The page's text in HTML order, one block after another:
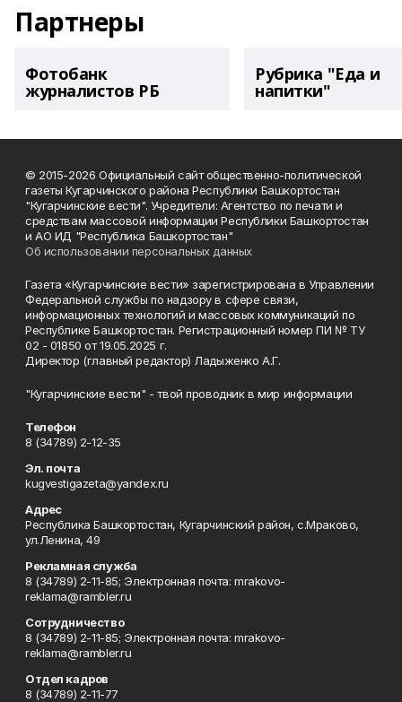
Партнеры
Фотобанк
журналистов РБ
Рубрика "Еда и
напитки"
© 2015-2026 Официальный сайт общественно-политической
газеты Кугарчинского района Республики Башкортостан
"Кугарчинские вести". Учредители: Агентство по печати и
средствам массовой информации Республики Башкортостан
и АО ИД "Республика Башкортостан"
Об использовании персональных данных
Газета «Кугарчинские вести» зарегистрирована в Управлении
Федеральной службы по надзору в сфере связи,
информационных технологий и массовых коммуникаций по
Республике Башкортостан. Регистрационный номер ПИ № ТУ
02 - 01850 от 19.05.2025 г.
Директор (главный редактор) Ладыженко А.Г.
"Кугарчинские вести" - твой проводник в мир информации
Телефон
8 (34789) 2-12-35
Эл. почта
kugvestigazeta@yandex.ru
Адрес
Республика Башкортостан, Кугарчинский район, с.Мраково,
ул.Ленина, 49
Рекламная служба
8 (34789) 2-11-85; Электронная почта: mrakovo-
reklama@rambler.ru
Сотрудничество
8 (34789) 2-11-85; Электронная почта: mrakovo-
reklama@rambler.ru
Отдел кадров
8 (34789) 2-11-77